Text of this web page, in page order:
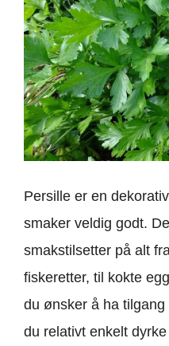
Persille er en
smaker veldig godt.
smakstilsetter på alt
fiskeretter, til kokte
du ønsker å ha
du relativt enkelt